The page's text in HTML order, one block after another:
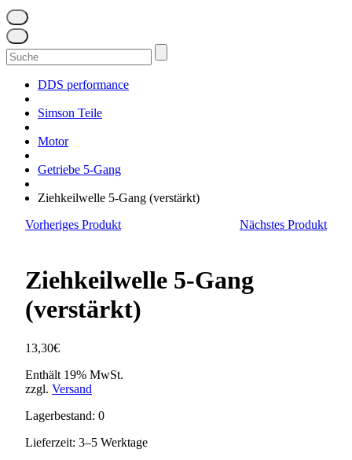
Suchen
nach:
DDS performance
Simson Teile
Motor
Getriebe 5-Gang
Ziehkeilwelle 5-Gang (verstärkt)
Vorheriges Produkt
Nächstes Produkt
Ziehkeilwelle 5-Gang
(verstärkt)
13,30€
Enthält 19% MwSt.
zzgl. Versand
Lagerbestand: 0
Lieferzeit: 3–5 Werktage